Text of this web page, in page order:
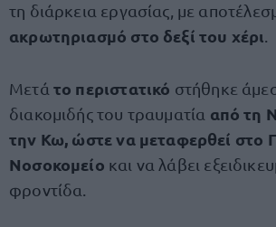
τη διάρκεια εργασίας, με
ακρωτηριασμό στο δεξί του χέρι
Μετά το περιστατικό στήθηκε
διακομιδής του τραυματία από τη
την Κω, ώστε να μεταφερθεί στο
Νοσοκομείο και να λάβει
φροντίδα.